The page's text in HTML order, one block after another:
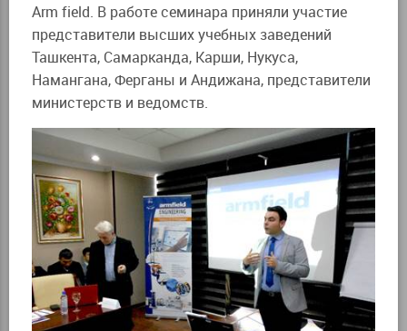
Arm field. В работе семинара приняли участие
представители высших учебных заведений
Ташкента, Самарканда, Карши, Нукуса,
Намангана, Ферганы и Андижана, представители
министерств и ведомств.